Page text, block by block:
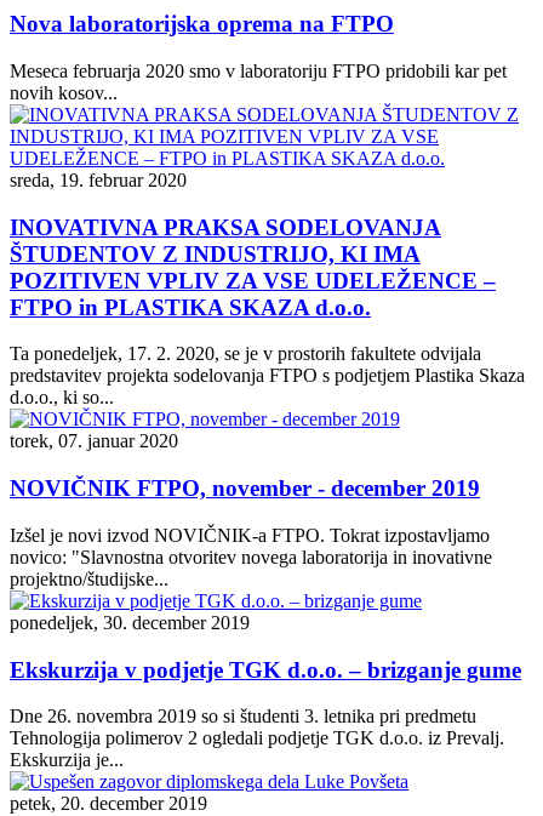
Nova laboratorijska oprema na FTPO
Meseca februarja 2020 smo v laboratoriju FTPO pridobili kar pet
novih kosov...
sreda, 19. februar 2020
INOVATIVNA PRAKSA SODELOVANJA
ŠTUDENTOV Z INDUSTRIJO, KI IMA
POZITIVEN VPLIV ZA VSE UDELEŽENCE –
FTPO in PLASTIKA SKAZA d.o.o.
Ta ponedeljek, 17. 2. 2020, se je v prostorih fakultete odvijala
predstavitev projekta sodelovanja FTPO s podjetjem Plastika Skaza
d.o.o., ki so...
torek, 07. januar 2020
NOVIČNIK FTPO, november - december 2019
Izšel je novi izvod NOVIČNIK-a FTPO. Tokrat izpostavljamo
novico: "Slavnostna otvoritev novega laboratorija in inovativne
projektno/študijske...
ponedeljek, 30. december 2019
Ekskurzija v podjetje TGK d.o.o. – brizganje gume
Dne 26. novembra 2019 so si študenti 3. letnika pri predmetu
Tehnologija polimerov 2 ogledali podjetje TGK d.o.o. iz Prevalj.
Ekskurzija je...
petek, 20. december 2019